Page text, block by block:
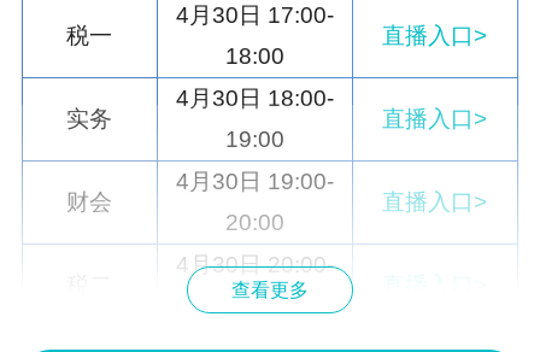
税一
4月30日 17:00-
18:00
直播入口>
实务
4月30日 18:00-
19:00
直播入口>
财会
4月30日 19:00-
20:00
直播入口>
4月30日 20:00-
21:00
查看更多